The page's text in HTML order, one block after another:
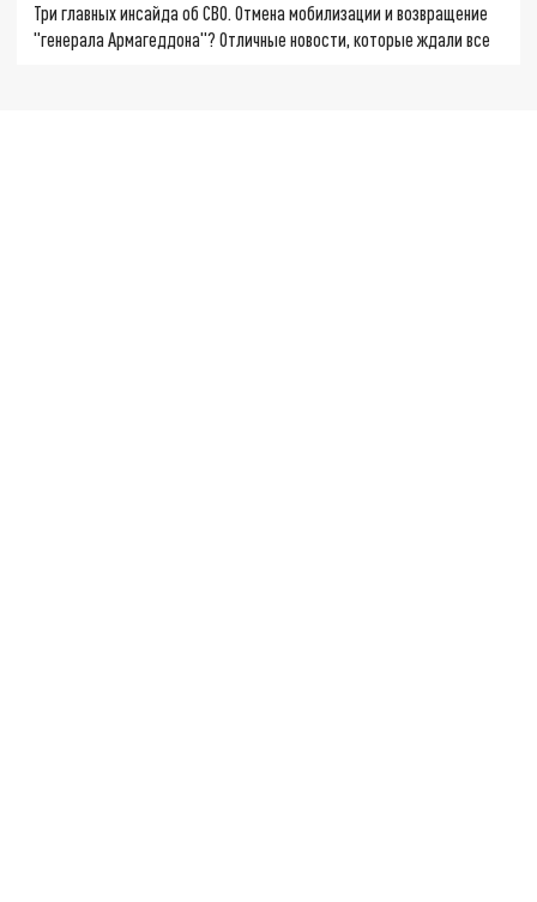
Три главных инсайда об СВО. Отмена мобилизации и возвращение
"генерала Армагеддона"? Отличные новости, которые ждали все